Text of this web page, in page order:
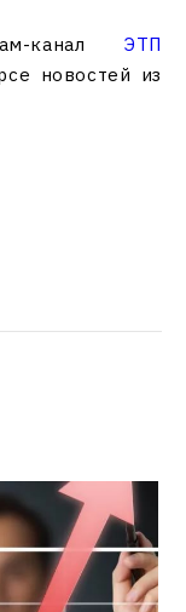
каналЭТП
новостей из